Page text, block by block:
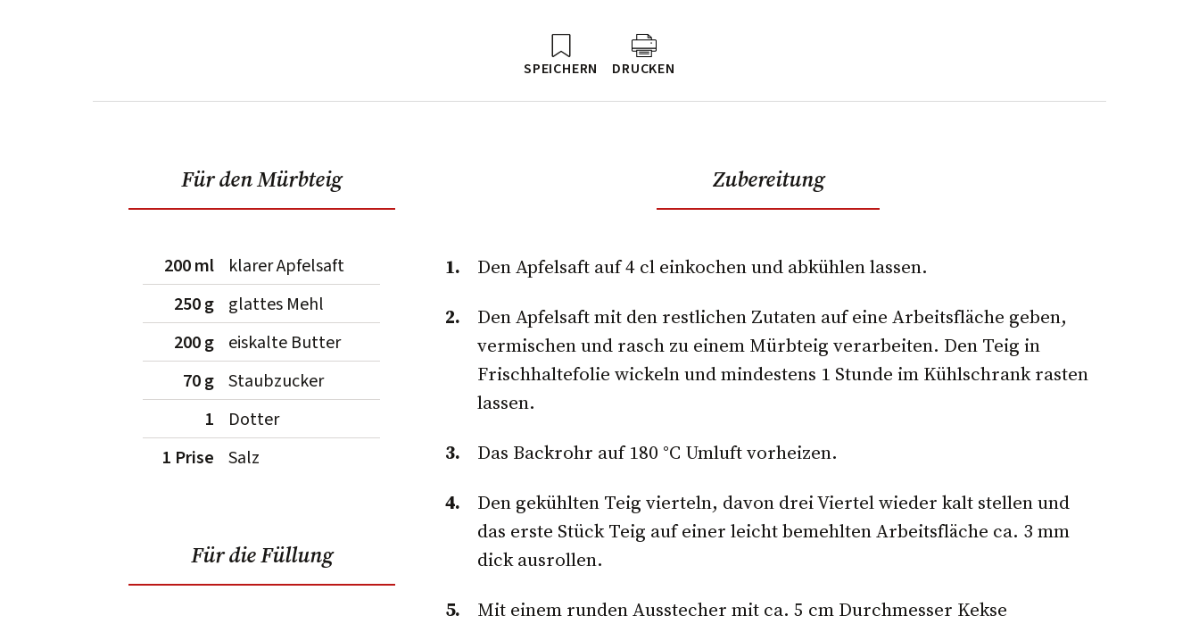
SPEICHERN DRUCKEN
Für den Mürbteig
200 ml
klarer Apfelsaft
250 g
glattes Mehl
200 g
eiskalte Butter
70 g Staubzucker
1
Dotter
1 Prise
Salz
Für die Füllung
Zubereitung
Den Apfelsaft auf 4 cl einkochen und abkühlen lassen.
Den Apfelsaft mit den restlichen Zutaten auf eine Arbeitsfläche geben,
vermischen und rasch zu einem Mürbteig verarbeiten. Den Teig in
Frischhaltefolie wickeln und mindestens 1 Stunde im Kühlschrank rasten
lassen.
Das Backrohr auf 180 °C Umluft vorheizen.
Den gekühlten Teig vierteln, davon drei Viertel wieder kalt stellen und
das erste Stück Teig auf einer leicht bemehlten Arbeitsfläche ca. 3 mm
dick ausrollen.
Mit einem runden Ausstecher mit ca. 5 cm Durchmesser Kekse